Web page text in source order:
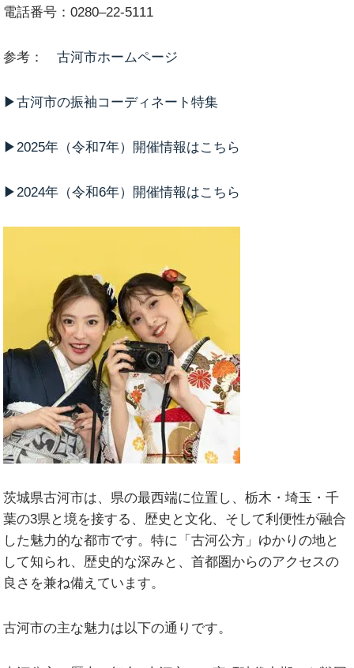
電話番号：0280–22-5111
参考：古河市ホームページ
▶︎古河市の振袖コーディネート特集
▶︎2025年（令和7年）開催情報はこちら
▶︎2024年（令和6年）開催情報はこちら
茨城県古河市は、県の最西端に位置し、栃木・埼玉・千
葉の3県と境を接する、歴史と文化、そして利便性が融合
した魅力的な都市です。特に「古河公方」ゆかりの地と
して知られ、歴史的な深みと、首都圏からのアクセスの
良さを兼ね備えています。
古河市の主な魅力は以下の通りです。